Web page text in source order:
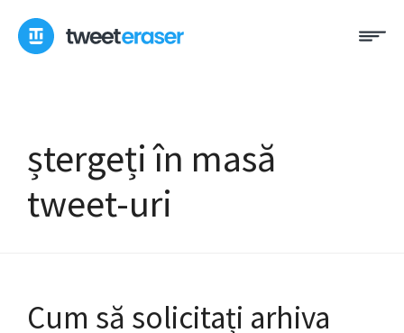
conținut
ștergeți în masă
tweet-uri
Cum să solicitați arhiva